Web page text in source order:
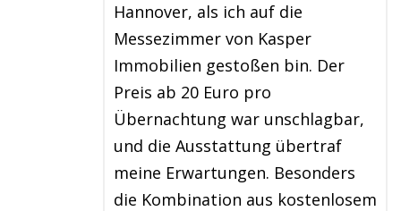
Hannover, als ich auf die
Messezimmer von Kasper
Immobilien gestoßen bin. Der
Preis ab 20 Euro pro
Übernachtung war unschlagbar,
und die Ausstattung übertraf
meine Erwartungen. Besonders
die Kombination aus kostenlosem